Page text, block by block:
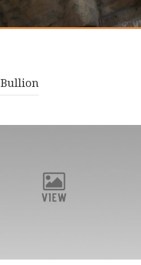
Bullion